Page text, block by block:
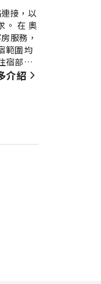
接，以
。 在 奧
服務，
範圍均
宿部分
音串
介紹